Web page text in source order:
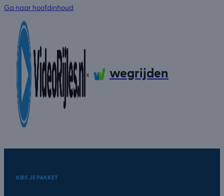
Ga naar hoofdinhoud
x wegrijden
KIES JE PAKKET